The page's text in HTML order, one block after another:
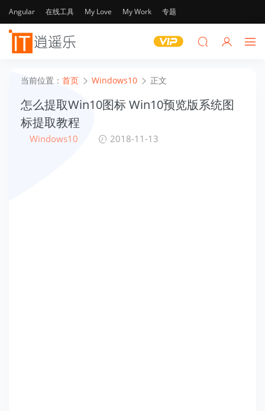
Angular 在线工具 My Love My Work 专题
当前位置： 首页 Windows10 正文
怎么提取Win10图标 Win10预览版系统图
标提取教程
Windows10 2018-11-13